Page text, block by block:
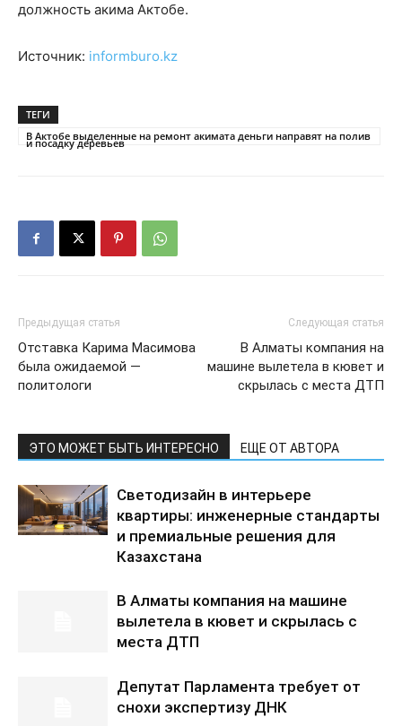
должность акима Актобе.
Источник: informburo.kz
ТЕГИ
В Актобе выделенные на ремонт акимата деньги направят на полив
и посадку деревьев
Предыдущая статья
Отставка Карима Масимова
была ожидаемой —
политологи
Следующая статья
В Алматы компания на
машине вылетела в кювет и
скрылась с места ДТП
ЭТО МОЖЕТ БЫТЬ ИНТЕРЕСНО ЕЩЕ ОТ АВТОРА
Светодизайн в интерьере
квартиры: инженерные стандарты
и премиальные решения для
Казахстана
В Алматы компания на машине
вылетела в кювет и скрылась с
места ДТП
Депутат Парламента требует от
снохи экспертизу ДНК